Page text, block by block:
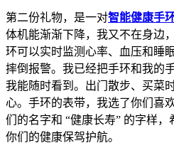
第二份礼物，是一对智能健康手
体机能渐渐下降，我又不在身边
环可以实时监测心率、血压和睡
摔倒报警。我已经把手环和我的
我能随时看到。出门散步、买菜
心。手环的表带，我选了你们喜
们的名字和 “健康长寿” 的字样
你们的健康保驾护航。